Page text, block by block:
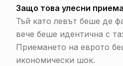
Защо това улесни
Тъй като левът беше де
вече беше идентична с
Приемането на еврото
икономически шок.